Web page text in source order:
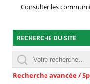
Consulter les
RECHERCHE DU SITE
Recherche avancée /